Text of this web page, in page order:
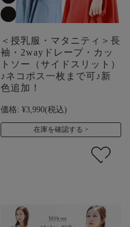
＜授乳服・マタニティ＞長
袖・2wayドレープ・カッ
トソー（サイドスリット）
♪ネコポス一枚まで可♪新
色追加！
価格: ¥3,990(税込)
在庫を確認する